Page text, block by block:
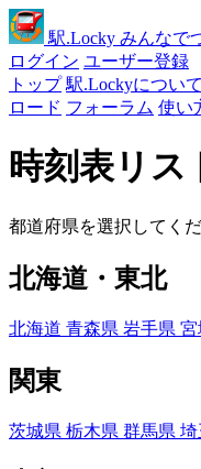
駅.Locky みんなで
ログイン ユーザー登録
トップ 駅.Lockyについて
ロード フォーラム 使い
時刻表リス
都道府県を選択してく
北海道・東北
北海道 青森県 岩手県 宮
関東
茨城県 栃木県 群馬県 埼